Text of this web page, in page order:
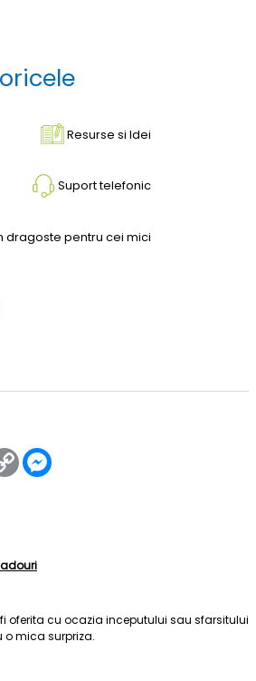
Resurse si Idei
Suport telefonic
dragoste pentru cei mici
Copy
Link
oferita cu ocazia inceputului sau sfarsitului
mica surpriza.